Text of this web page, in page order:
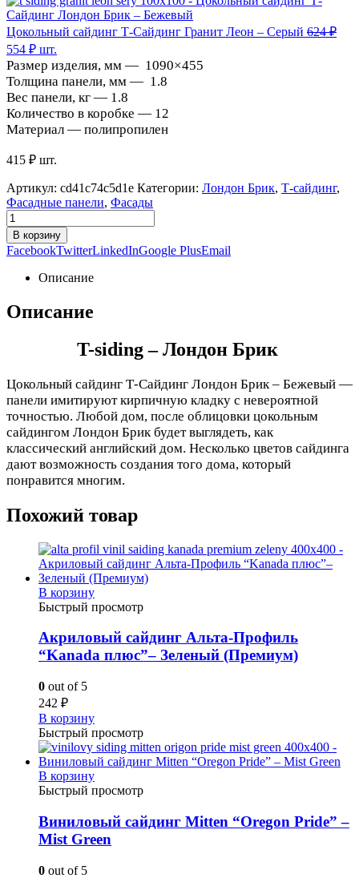
Цокольный сайдинг Т-Сайдинг Гранит Леон – Серый 624₽
554 ₽ шт.
Размер изделия, мм — 1090×455
Толщина панели, мм — 1.8
Вес панели, кг — 1.8
Количество в коробке — 12
Материал — полипропилен
415 ₽ шт.
Артикул: cd41c74c5d1e Категории: Лондон Брик, Т-сайдинг,
Фасадные панели, Фасады
В корзину
FacebookTwitterLinkedInGoogle PlusEmail
Описание
Описание
T-siding – Лондон Брик
Цокольный сайдинг Т-Сайдинг Лондон Брик – Бежевый —
панели имитируют кирпичную кладку с невероятной
точностью. Любой дом, после облицовки цокольным
сайдингом Лондон Брик будет выглядеть, как
классический английский дом. Несколько цветов сайдинга
дают возможность создания того дома, который
понравится многим.
Похожий товар
В корзину
Быстрый просмотр
Акриловый сайдинг Альта-Профиль
“Kanada плюс”– Зеленый (Премиум)
0 out of 5
242 ₽
В корзину
Быстрый просмотр
В корзину
Быстрый просмотр
Виниловый сайдинг Mitten “Oregon Pride” –
Mist Green
0 out of 5